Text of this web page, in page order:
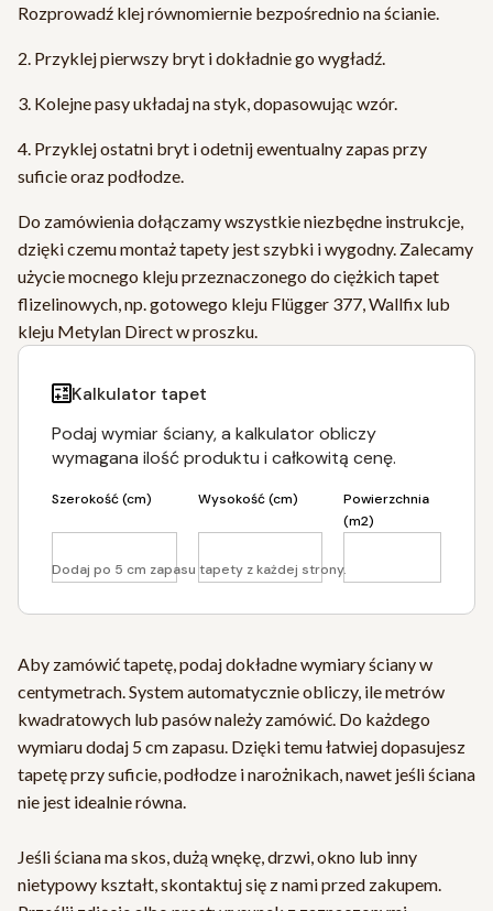
Rozprowadź klej równomiernie bezpośrednio na ścianie.
2. Przyklej pierwszy bryt i dokładnie go wygładź.
3. Kolejne pasy układaj na styk, dopasowując wzór.
4. Przyklej ostatni bryt i odetnij ewentualny zapas przy
suficie oraz podłodze.
Do zamówienia dołączamy wszystkie niezbędne instrukcje,
dzięki czemu montaż tapety jest szybki i wygodny. Zalecamy
użycie mocnego kleju przeznaczonego do ciężkich tapet
flizelinowych, np. gotowego kleju Flügger 377, Wallfix lub
kleju Metylan Direct w proszku.
Kalkulator tapet
Podaj wymiar ściany, a kalkulator obliczy
wymagana ilość produktu i całkowitą cenę.
Szerokość (cm) Wysokość (cm)
Powierzchnia
(m2)
Dodaj po 5 cm zapasu tapety z każdej strony.
Aby zamówić tapetę, podaj dokładne wymiary ściany w
centymetrach. System automatycznie obliczy, ile metrów
kwadratowych lub pasów należy zamówić. Do każdego
wymiaru dodaj 5 cm zapasu. Dzięki temu łatwiej dopasujesz
tapetę przy suficie, podłodze i narożnikach, nawet jeśli ściana
nie jest idealnie równa.
Jeśli ściana ma skos, dużą wnękę, drzwi, okno lub inny
nietypowy kształt, skontaktuj się z nami przed zakupem.